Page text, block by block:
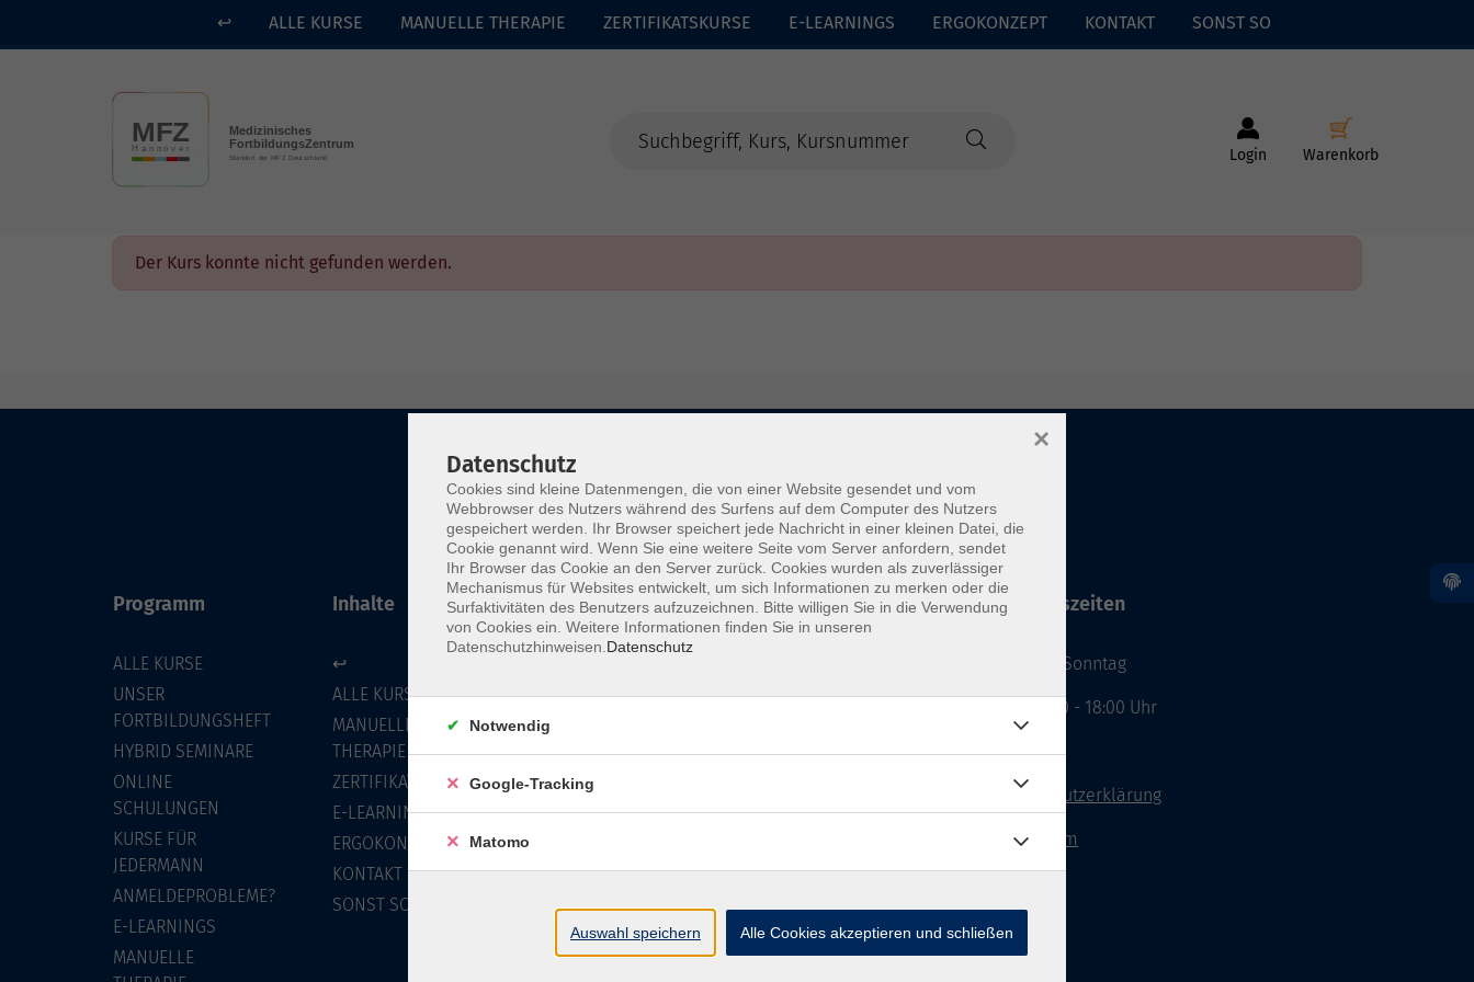
Skip to main content
↩ ALLE KURSE MANUELLE THERAPIE ZERTIFIKATSKURSE E-LEARNINGS ERGOKONZEPT KONTAKT SONST SO
Login Warenkorb
Der Kurs konnte nicht gefunden werden.
Programm
ALLE KURSE
UNSER
FORTBILDUNGSHEFT
HYBRID SEMINARE
ONLINE
SCHULUNGEN
KURSE FÜR
JEDERMANN
ANMELDEPROBLEME?
E-LEARNINGS
MANUELLE
Inhalte
↩
ALLE KURSE
MANUELLE
THERAPIE
ZERTIFIKATSKURSE
E-LEARNINGS
ERGOKONZEPT
KONTAKT
SONST SO
MFZ HANNOVER GMBH & CO KG
30519 Hannover
📞Telefon: +49 511 844 14 18
Öffnungszeiten
Montag - Sonntag
von: 08:00 - 18:00 Uhr
AGB`s
Datenschutzerklärung
Impressum
Widerruf
Datenschutz
Cookies sind kleine Datenmengen, die von einer Website gesendet und vom
Webbrowser des Nutzers während des Surfens auf dem Computer des Nutzers
gespeichert werden. Ihr Browser speichert jede Nachricht in einer kleinen Datei, die
Cookie genannt wird. Wenn Sie eine weitere Seite vom Server anfordern, sendet
Ihr Browser das Cookie an den Server zurück. Cookies wurden als zuverlässiger
Mechanismus für Websites entwickelt, um sich Informationen zu merken oder die
Surfaktivitäten des Benutzers aufzuzeichnen. Bitte willigen Sie in die Verwendung
von Cookies ein. Weitere Informationen finden Sie in unseren
Datenschutzhinweisen. Datenschutz
×
Notwendig
Google-Tracking
Matomo
Auswahl speichern Alle Cookies akzeptieren und schließen